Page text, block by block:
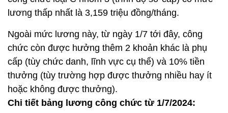
lương thấp nhất là 3,159 triệu đồng/tháng.
Ngoài mức lương này, từ ngày 1/7 tới đây, công
chức còn được hưởng thêm 2 khoản khác là phụ
cấp (tùy chức danh, lĩnh vực cụ thể) và 10% tiền
thưởng (tùy trường hợp được thưởng nhiều hay ít
hoặc không được thưởng).
Chi tiết bảng lương công chức từ 1/7/2024: